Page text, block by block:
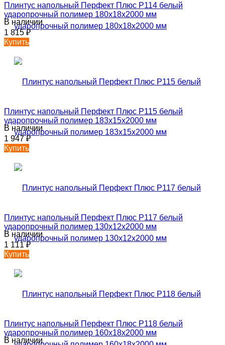
Плинтус напольный Перфект Плюс P114 белый
ударопрочный полимер 180х18х2000 мм
В наличии
1 815₽
Купить
Плинтус напольный Перфект Плюс P115 белый
ударопрочный полимер 183х15х2000 мм
В наличии
1 947₽
Купить
Плинтус напольный Перфект Плюс P117 белый
ударопрочный полимер 130х12х2000 мм
В наличии
1 111₽
Купить
Плинтус напольный Перфект Плюс P118 белый
ударопрочный полимер 160х18х2000 мм
В наличии